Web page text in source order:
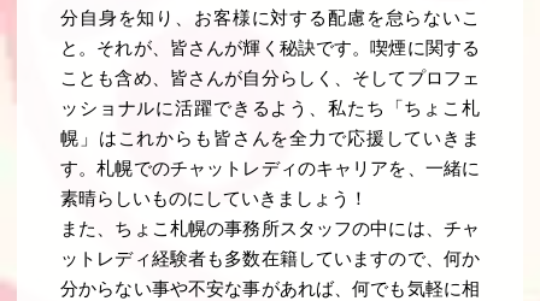
分自身を知り、お客様に対する配慮を怠らないこ
と。それが、皆さんが輝く秘訣です。喫煙に関する
ことも含め、皆さんが自分らしく、そしてプロフェ
ッショナルに活躍できるよう、私たち「ちょこ札
幌」はこれからも皆さんを全力で応援していきま
す。札幌でのチャットレディのキャリアを、一緒に
素晴らしいものにしていきましょう！
また、ちょこ札幌の事務所スタッフの中には、チャ
ットレディ経験者も多数在籍していますので、何か
分からない事や不安な事があれば、何でも気軽に相